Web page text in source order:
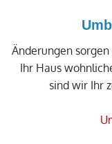
Änderungen
Ihr Haus
sind wir Ihr